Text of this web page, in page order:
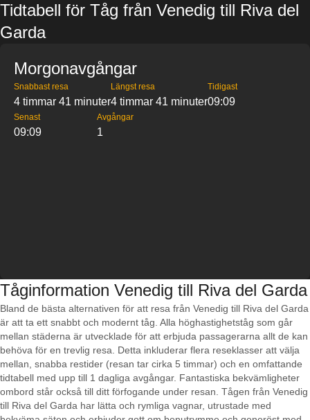
Tidtabell för Tåg från Venedig till Riva del
Garda
Morgonavgångar
Snabbast resa
4 timmar 41 minuter
Längst resa
4 timmar 41 minuter
Tidigast
09:09
Senast
09:09
Avgångar
1
Tåginformation Venedig till Riva del Garda
Bland de bästa alternativen för att resa från Venedig till Riva del Garda
är att ta ett snabbt och modernt tåg. Alla höghastighetståg som går
mellan städerna är utvecklade för att erbjuda passagerarna allt de kan
behöva för en trevlig resa. Detta inkluderar flera reseklasser att välja
mellan, snabba restider (resan tar cirka 5 timmar) och en omfattande
tidtabell med upp till 1 dagliga avgångar. Fantastiska bekvämligheter
ombord står också till ditt förfogande under resan. Tågen från Venedig
till Riva del Garda har lätta och rymliga vagnar, utrustade med